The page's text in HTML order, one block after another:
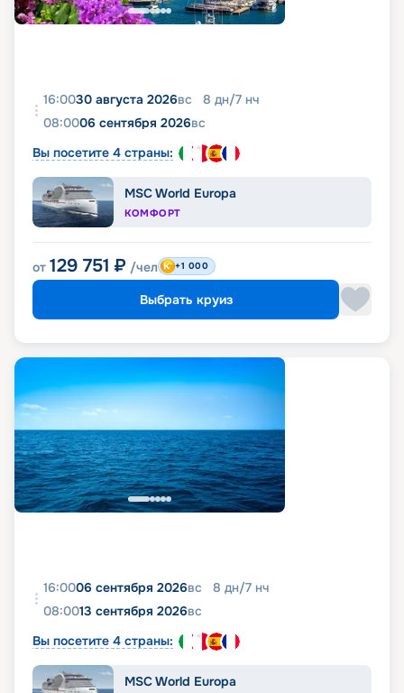
16:0030 августа 2026вс 8 дн/7 нч
08:0006 сентября 2026вс
Вы посетите 4 страны:
MSC World Europa
КОМФОРТ
от 129 751 ₽ /чел +1 000
Выбрать круиз
16:0006 сентября 2026вс 8 дн/7 нч
08:0013 сентября 2026вс
Вы посетите 4 страны:
MSC World Europa